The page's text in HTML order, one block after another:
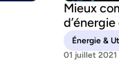
Mieux
Énergie &
01 juillet 2021